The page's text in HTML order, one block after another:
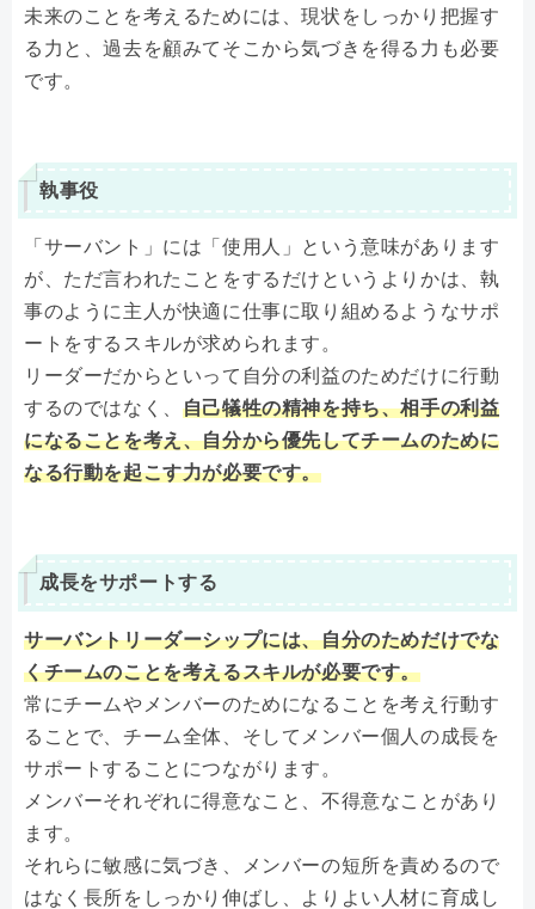
未来のことを考えるためには、現状をしっかり把握す
る力と、過去を顧みてそこから気づきを得る力も必要
です。
執事役
「サーバント」には「使用人」という意味があります
が、ただ言われたことをするだけというよりかは、執
事のように主人が快適に仕事に取り組めるようなサポ
ートをするスキルが求められます。
リーダーだからといって自分の利益のためだけに行動
するのではなく、 自己犠牲の精神を持ち、相手の利益
になることを考え、自分から優先してチームのために
なる行動を起こす力が必要です。
成長をサポートする
サーバントリーダーシップには、自分のためだけでな
くチームのことを考えるスキルが必要です。
常にチームやメンバーのためになることを考え行動す
ることで、チーム全体、そしてメンバー個人の成長を
サポートすることにつながります。
メンバーそれぞれに得意なこと、不得意なことがあり
ます。
それらに敏感に気づき、メンバーの短所を責めるので
はなく長所をしっかり伸ばし、よりよい人材に育成し